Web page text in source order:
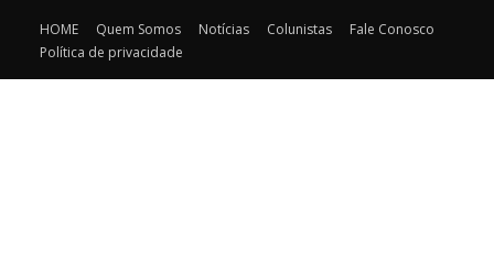
HOME Quem Somos Notícias Colunistas
Fale Conosco
Política de privacidade